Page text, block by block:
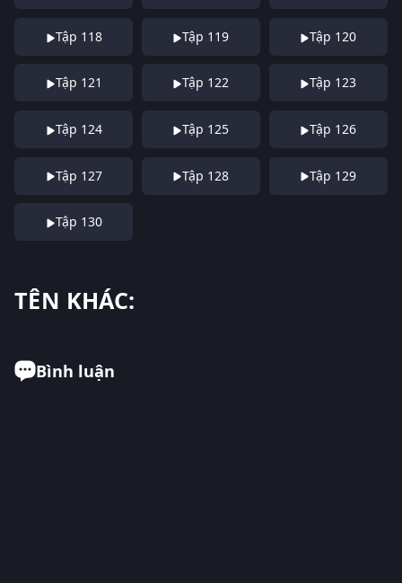
Tập 118 Tập 119 Tập 120
Tập 121 Tập 122 Tập 123
Tập 124 Tập 125 Tập 126
Tập 127 Tập 128 Tập 129
Tập 130
TÊN KHÁC:
Bình luận